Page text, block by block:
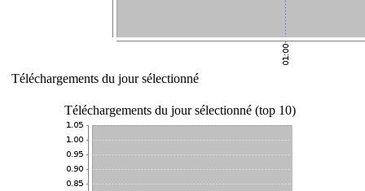
Téléchargements du jour sélectionné
Téléchargements du jour sélectionné (top 10)